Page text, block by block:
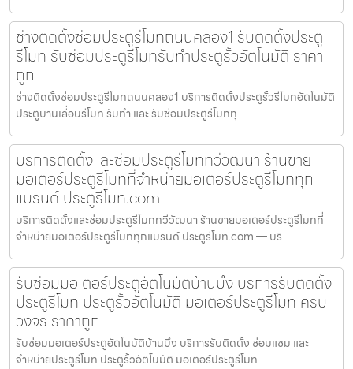
ช่างติดตั้งซ่อมประตูรีโมทถนนคลอง1 รับติดตั้งประตู
รีโมท รับซ่อมประตูรีโมทรับทำประตูรั้วอัตโนมัติ ราคา
ถูก
ช่างติดตั้งซ่อมประตูรีโมทถนนคลอง1 บริการติดตั้งประตูรั้วรีโมทอัตโนมัติ
ประตูบานเลื่อนรีโมท รับทำ และ รับซ่อมประตูรีโมททุ
บริการติดตั้งและซ่อมประตูรีโมททวีวัฒนา ร้านขาย
มอเตอร์ประตูรีโมทที่จำหน่ายมอเตอร์ประตูรีโมททุก
แบรนด์ ประตูรีโมท.com
บริการติดตั้งและซ่อมประตูรีโมททวีวัฒนา ร้านขายมอเตอร์ประตูรีโมทที่
จำหน่ายมอเตอร์ประตูรีโมททุกแบรนด์ ประตูรีโมท.com — บริ
รับซ่อมมอเตอร์ประตูอัตโนมัติบ้านบึง บริการรับติดตั้ง
ประตูรีโมท ประตูรั้วอัตโนมัติ มอเตอร์ประตูรีโมท ครบ
วงจร ราคาถูก
รับซ่อมมอเตอร์ประตูอัตโนมัติบ้านบึง บริการรับติดตั้ง ซ่อมแซม และ
จำหน่ายประตูรีโมท ประตูรั้วอัตโนมัติ มอเตอร์ประตูรีโมท